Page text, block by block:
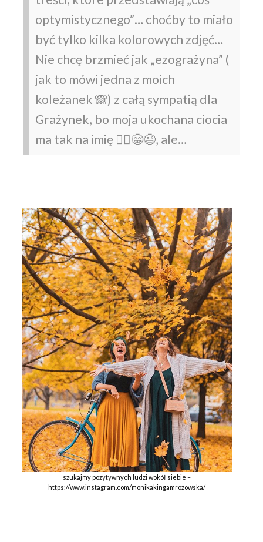
optymistycznego”… choćby to miało
być tylko kilka kolorowych zdjęć…
Nie chcę brzmieć jak „ezograżyna” (
jak to mówi jedna z moich
koleżanek 🙈) z całą sympatią dla
Grażynek, bo moja ukochana ciocia
ma tak na imię 🤦‍♀️😁😉, ale…
szukajmy pozytywnych ludzi wokół siebie –
https://www.instagram.com/monikakingamrozowska/